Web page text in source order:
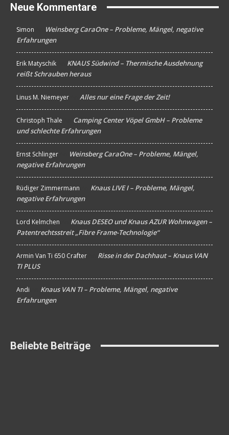
Neue Kommentare
Simon
Weinsberg CaraOne – Probleme, Mängel, negative
Erfahrungen
Erik Matyschik
KNAUS Südwind – Thermische Ausdehnung
reißt Schrauben heraus
Linus M. Niemeyer Alles nur eine Frage der Zeit!
Christoph Thale
Camping Center Vöpel GmbH – Probleme
und schlechte Erfahrungen
Ernst Schlinger
Weinsberg CaraOne – Probleme, Mängel,
negative Erfahrungen
Rüdiger Zimmermann
Knaus LIVE I – Probleme, Mängel,
negative Erfahrungen
Lord Kelmchen
Knaus DESEO und Knaus AZUR Wohnwagen –
Patentrechtsstreit „Fibre Frame-Technologie“
Armin Van Ti 650 Crafter
Risse in der Dachhaut – Knaus VAN
TI PLUS
Andi
Knaus VAN TI – Probleme, Mängel, negative
Erfahrungen
Beliebte Beiträge